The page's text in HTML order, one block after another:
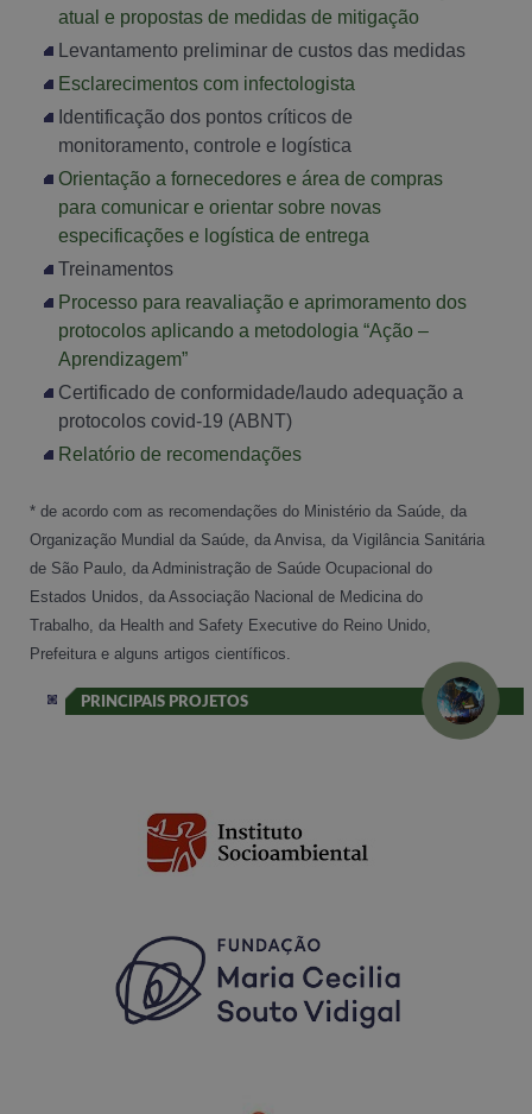
atual e propostas de medidas de mitigação
Levantamento preliminar de custos das medidas
Esclarecimentos com infectologista
Identificação dos pontos críticos de
monitoramento, controle e logística
Orientação a fornecedores e área de compras
para comunicar e orientar sobre novas
especificações e logística de entrega
Treinamentos
Processo para reavaliação e aprimoramento dos
protocolos aplicando a metodologia “Ação –
Aprendizagem”
Certificado de conformidade/laudo adequação a
protocolos covid-19 (ABNT)
Relatório de recomendações
* de acordo com as recomendações do Ministério da Saúde, da
Organização Mundial da Saúde, da Anvisa, da Vigilância Sanitária
de São Paulo, da Administração de Saúde Ocupacional do
Estados Unidos, da Associação Nacional de Medicina do
Trabalho, da Health and Safety Executive do Reino Unido,
Prefeitura e alguns artigos científicos.
PRINCIPAIS PROJETOS